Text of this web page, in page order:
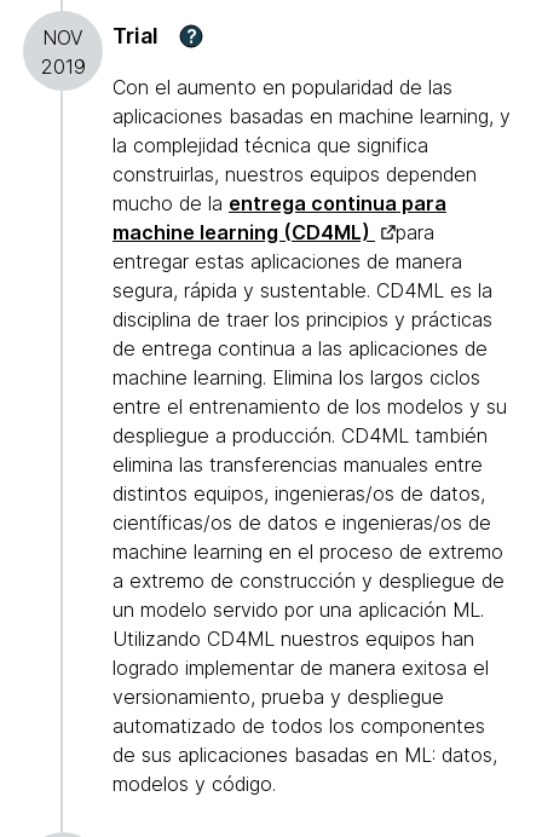
NOV
2019
Trial ?
Con el aumento en popularidad de las
aplicaciones basadas en machine learning, y
la complejidad técnica que significa
construirlas, nuestros equipos dependen
mucho de la entrega continua para
machine learning (CD4ML)
para
entregar estas aplicaciones de manera
segura, rápida y sustentable. CD4ML es la
disciplina de traer los principios y prácticas
de entrega continua a las aplicaciones de
machine learning. Elimina los largos ciclos
entre el entrenamiento de los modelos y su
despliegue a producción. CD4ML también
elimina las transferencias manuales entre
distintos equipos, ingenieras/os de datos,
científicas/os de datos e ingenieras/os de
machine learning en el proceso de extremo
a extremo de construcción y despliegue de
un modelo servido por una aplicación ML.
Utilizando CD4ML nuestros equipos han
logrado implementar de manera exitosa el
versionamiento, prueba y despliegue
automatizado de todos los componentes
de sus aplicaciones basadas en ML: datos,
modelos y código.